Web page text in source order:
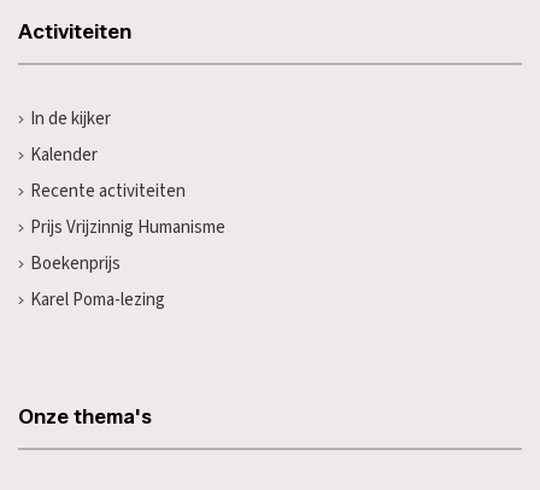
Activiteiten
In de kijker
Kalender
Recente activiteiten
Prijs Vrijzinnig Humanisme
Boekenprijs
Karel Poma-lezing
Onze thema's